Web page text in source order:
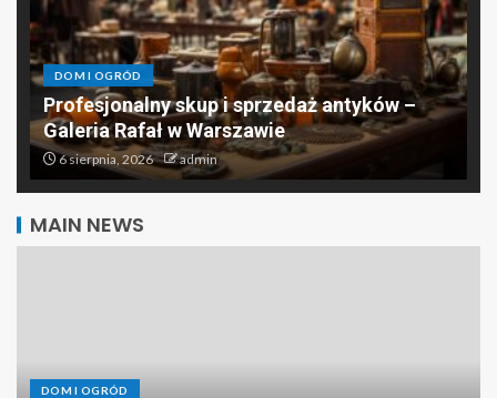
DOM I OGRÓD
Profesjonalny skup i sprzedaż antyków –
Galeria Rafał w Warszawie
6 sierpnia, 2026 admin
MAIN NEWS
DOM I OGRÓD